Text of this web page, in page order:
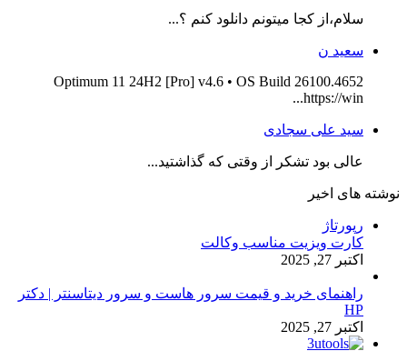
سلام،از کجا میتونم دانلود کنم ؟...
سعید ن
Optimum 11 24H2 [Pro] v4.6 • OS Build 26100.4652
https://win...
سید علی سجادی
عالی بود تشکر از وقتی که گذاشتید...
نوشته های اخیر
رپورتاژ
کارت ویزیت مناسب وکالت
اکتبر 27, 2025
راهنمای خرید و قیمت سرور هاست و سرور دیتاسنتر | دکتر
HP
اکتبر 27, 2025